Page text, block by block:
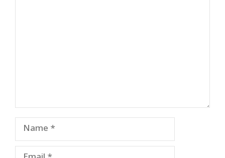
Name
Email